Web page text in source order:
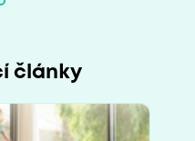
články